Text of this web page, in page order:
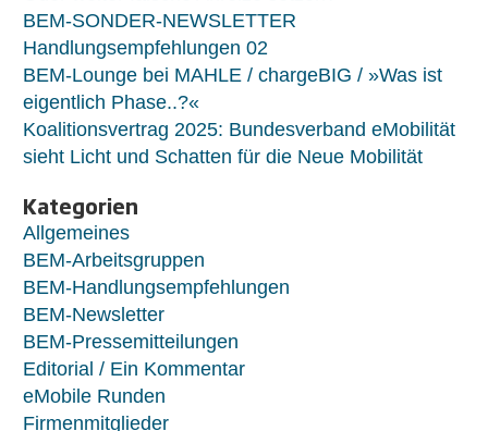
BEM-SONDER-NEWSLETTER
Handlungsempfehlungen 02
BEM-Lounge bei MAHLE / chargeBIG / »Was ist
eigentlich Phase..?«
Koalitionsvertrag 2025: Bundesverband eMobilität
sieht Licht und Schatten für die Neue Mobilität
Kategorien
Allgemeines
BEM-Arbeitsgruppen
BEM-Handlungsempfehlungen
BEM-Newsletter
BEM-Pressemitteilungen
Editorial / Ein Kommentar
eMobile Runden
Firmenmitglieder